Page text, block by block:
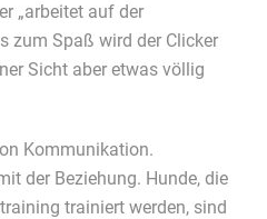
„arbeitet auf der
zum Spaß wird der Clicker
Sicht aber etwas völlig
Kommunikation.
der Beziehung. Hunde, die
trainiert werden, sind